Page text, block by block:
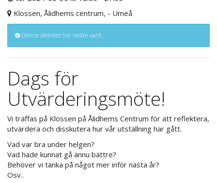
Klossen, Ålidhems centrum, - Umeå
Denna aktivitet har redan varit.
Dags för
Utvärderingsmöte!
Vi träffas på Klossen på Ålidhems Centrum för att reflektera,
utvärdera och disskutera hur vår utställning har gått.
Vad var bra under helgen?
Vad hade kunnat gå ännu bättre?
Behöver vi tänka på något mer inför nästa år?
Osv..